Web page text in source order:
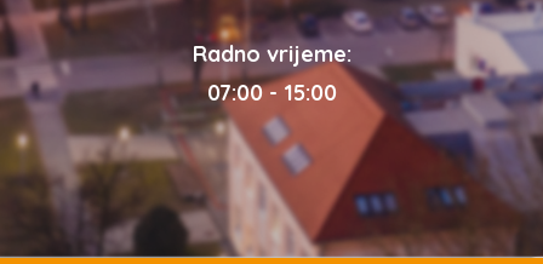
Radno vrijeme:
07:00 - 15:00